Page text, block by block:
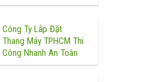
Công Ty Lắp Đặt
Thang Máy TPHCM Thi
Công Nhanh An Toàn